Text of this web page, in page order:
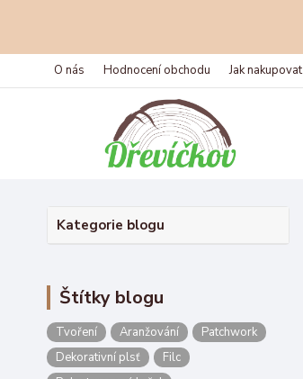
O nás Hodnocení obchodu Jak nakupovat
Kategorie blogu
Štítky blogu
Tvoření Aranžování
Patchwork
Dekorativní plsť
Filc